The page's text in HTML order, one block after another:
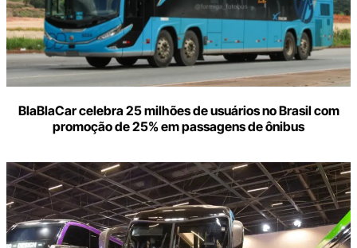
BlaBlaCar celebra 25 milhões de usuários no Brasil com
promoção de 25% em passagens de ônibus